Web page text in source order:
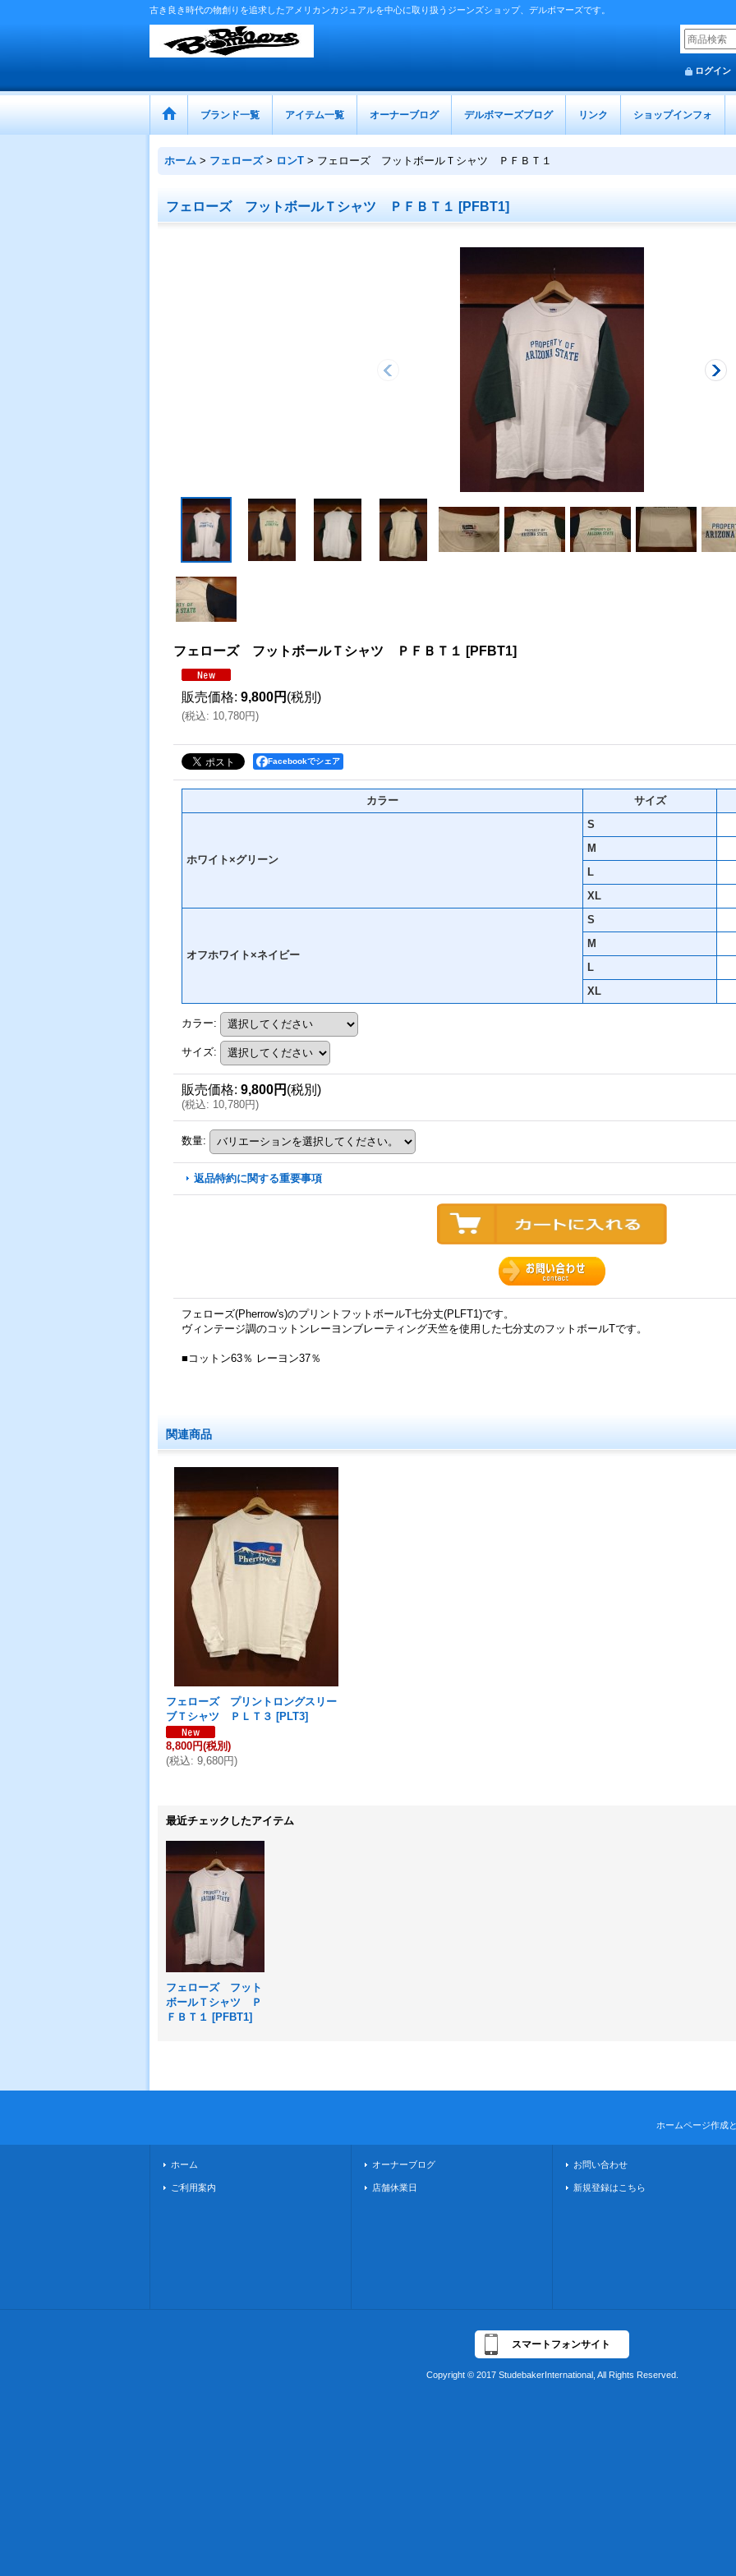
古き良き時代の物創りを追求したアメリカンカジュアルを中心に取り扱うジーンズショップ、デルボマーズです。
ログイン
ブランド一覧 アイテム一覧 オーナーブログ デルボマーズブログ リンク ショップインフォ
ホーム > フェローズ > ロンT > フェローズ フットボールＴシャツ ＰＦＢＴ１
フェローズ フットボールＴシャツ ＰＦＢＴ１ [PFBT1]
フェローズ フットボールＴシャツ ＰＦＢＴ１ [PFBT1]
販売価格: 9,800円 (税別)
(税込: 10,780円)
Facebookでシェア
カラー サイズ
ホワイト×グリーン
S
M
L
XL
オフホワイト×ネイビー
S
M
L
XL
カラー:
サイズ:
販売価格: 9,800円 (税別)
(税込: 10,780円)
数量:
返品特約に関する重要事項
フェローズ(Pherrow's)のプリントフットボールT七分丈(PLFT1)です。
ヴィンテージ調のコットンレーヨンブレーティング天竺を使用した七分丈のフットボールTです。
■コットン63％ レーヨン37％
関連商品
フェローズ プリントロングスリー
ブＴシャツ ＰＬＴ３ [PLT3]
8,800円(税別)
(税込: 9,680円)
最近チェックしたアイテム
フェローズ フット
ボールＴシャツ Ｐ
ＦＢＴ１ [PFBT1]
ホームページ作成
ホーム
ご利用案内
オーナーブログ
店舗休業日
お問い合わせ
新規登録はこちら
スマートフォンサイト
Copyright © 2017 StudebakerInternational, All Rights Reserved.